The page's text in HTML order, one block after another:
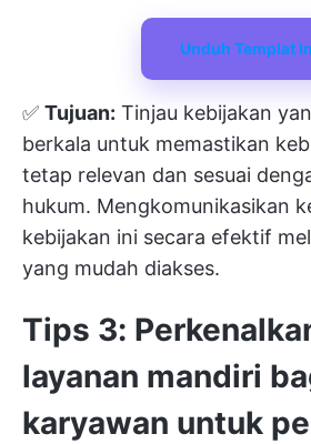
Unduh Templat
✅ Tujuan: Tinjau kebijakan
berkala untuk memastikan
tetap relevan dan sesuai
hukum. Mengkomunikasikan
kebijakan ini secara efektif
yang mudah diakses.
Tips 3:
layanan mandiri
karyawan untuk